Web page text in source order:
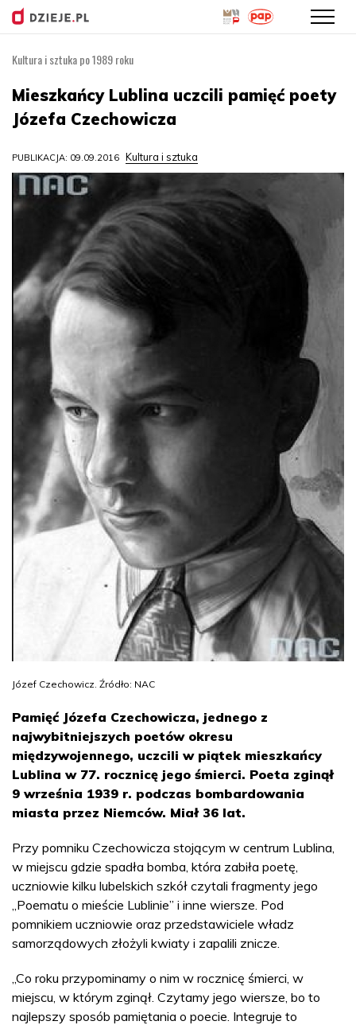
treści
Kultura i sztuka po 1989 roku
Mieszkańcy Lublina uczcili pamięć poety
Józefa Czechowicza
PUBLIKACJA: 09.09.2016 Kultura i sztuka
Józef Czechowicz. Źródło: NAC
Pamięć Józefa Czechowicza, jednego z
najwybitniejszych poetów okresu
międzywojennego, uczcili w piątek mieszkańcy
Lublina w 77. rocznicę jego śmierci. Poeta zginął
9 września 1939 r. podczas bombardowania
miasta przez Niemców. Miał 36 lat.
Przy pomniku Czechowicza stojącym w centrum Lublina,
w miejscu gdzie spadła bomba, która zabiła poetę,
uczniowie kilku lubelskich szkół czytali fragmenty jego
„Poematu o mieście Lublinie” i inne wiersze. Pod
pomnikiem uczniowie oraz przedstawiciele władz
samorządowych złożyli kwiaty i zapalili znicze.
„Co roku przypominamy o nim w rocznicę śmierci, w
miejscu, w którym zginął. Czytamy jego wiersze, bo to
najlepszy sposób pamiętania o poecie. Integruje to